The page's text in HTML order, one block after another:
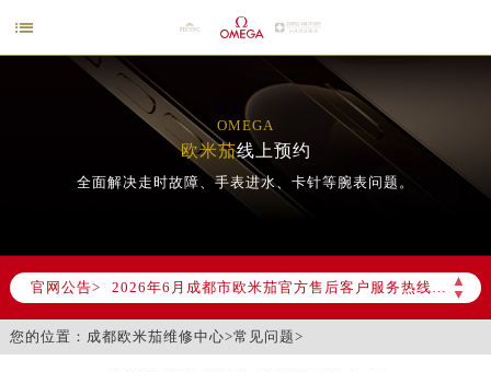

OMEGA
欧米茄线上预约
全面解决走时故障、手表进水、卡针等腕表问题。
官网公告>
▲
▼
2026年6月成都市欧米茄官方售后客户服务热线：400-877-2083
2026年6月欧米茄售后服务中心最新网点地址：
您的位置： 成都欧米茄维修中心>常见问题>